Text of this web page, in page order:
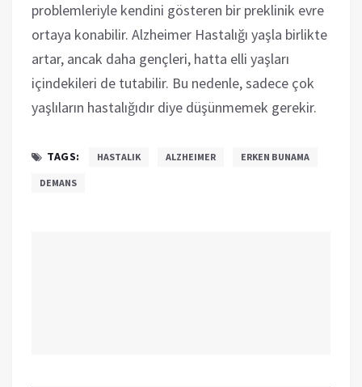
problemleriyle kendini gösteren bir preklinik evre
ortaya konabilir. Alzheimer Hastalığı yaşla birlikte
artar, ancak daha gençleri, hatta elli yaşları
içindekileri de tutabilir. Bu nedenle, sadece çok
yaşlıların hastalığıdır diye düşünmemek gerekir.
TAGS: HASTALIK ALZHEIMER ERKEN BUNAMA
DEMANS